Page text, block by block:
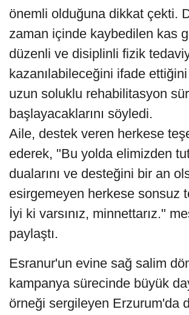
önemli olduğuna dikkat çekti.
zaman içinde kaybedilen kas
düzenli ve disiplinli fizik
kazanılabileceğini ifade
uzun soluklu rehabilitasyon
başlayacaklarını söyledi.
Aile, destek veren herkese
ederek, "Bu yolda elimizden
dualarını ve desteğini bir an
esirgemeyen herkese sonsuz
İyi ki varsınız, minnettarız."
paylaştı.
Esranur'un evine sağ salim
kampanya sürecinde büyük
örneği sergileyen Erzurum'da